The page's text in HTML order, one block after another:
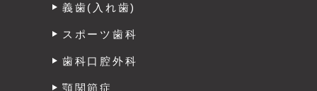
義歯(入れ歯)
スポーツ歯科
歯科口腔外科
顎関節症